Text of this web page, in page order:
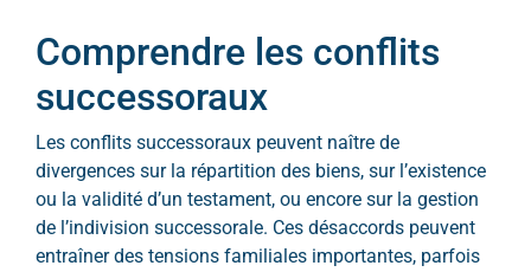
Comprendre les conflits
successoraux
Les conflits successoraux peuvent naître de
divergences sur la répartition des biens, sur l’existence
ou la validité d’un testament, ou encore sur la gestion
de l’indivision successorale. Ces désaccords peuvent
entraîner des tensions familiales importantes, parfois